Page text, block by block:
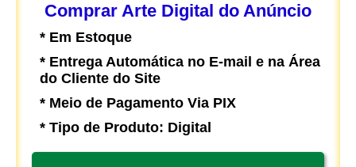
Comprar Arte Digital do Anúncio
* Em Estoque
* Entrega Automática no E-mail e na Área
do Cliente do Site
* Meio de Pagamento Via PIX
* Tipo de Produto: Digital